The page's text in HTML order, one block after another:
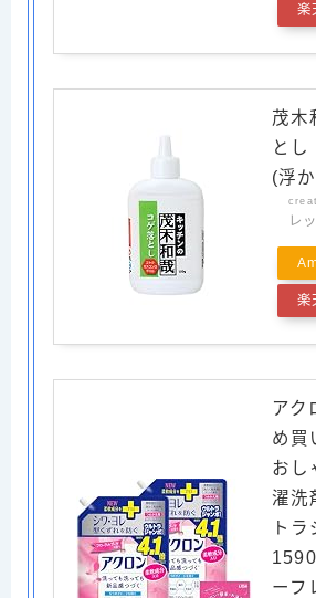
楽
茂木
と
(浮
レ
楽
アク
め買
おし
濯洗
ト
ーフ